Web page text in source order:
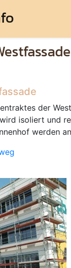
der
isoliert und
werden